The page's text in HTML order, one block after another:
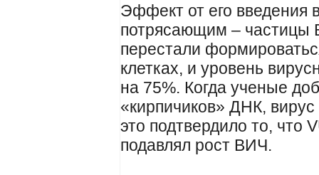
Эффект от его введения
потрясающим – частицы
перестали
клетках, и уровень
на 75%. Когда ученые
«кирпичиков» ДНК,
это подтвердило то, что
подавлял рост ВИЧ.